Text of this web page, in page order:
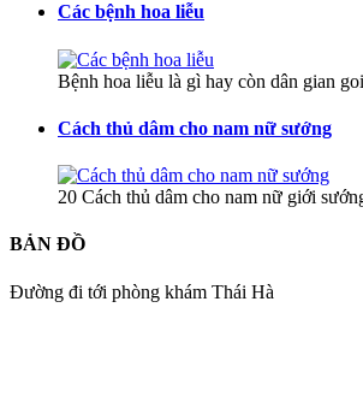
Các bệnh hoa liễu
Bệnh hoa liễu là gì hay còn dân gian
Cách thủ dâm cho nam nữ sướng
20 Cách thủ dâm cho nam nữ giới
BẢN ĐỒ
Đường đi tới phòng khám Thái Hà